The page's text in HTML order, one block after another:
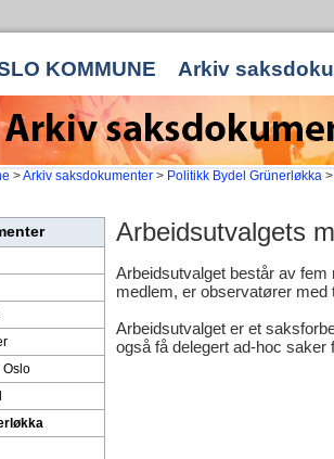
KOMMUNE Arkiv
>Arkiv saksdokumenter > Politikk Bydel Grünerløkka
Oslo
Arbeidsutvalgets
Arbeidsutvalget består av
medlem, er observatører
Arbeidsutvalget er et
også få delegert ad-hoc saker